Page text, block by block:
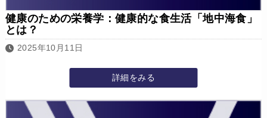
健康のための栄養学：健康的な食生活「地中海食」
とは？
2025年10月11日
詳細をみる